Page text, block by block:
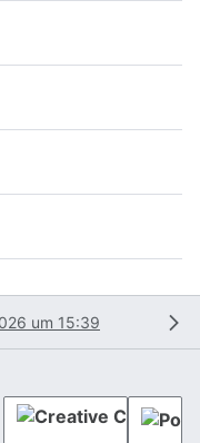
um 15:39